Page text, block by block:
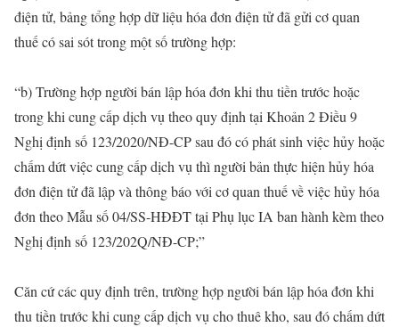
điện tử, bảng tổng hợp dữ liệu hóa đơn điện tử đã gửi cơ quan
thuế có sai sót trong một số trường hợp:
“b) Trường hợp người bán lập hóa đơn khi thu tiền trước hoặc
trong khi cung cấp dịch vụ theo quy định tại Khoản 2 Điều 9
Nghị định số 123/2020/NĐ-CP sau đó có phát sinh việc hủy hoặc
chấm dứt việc cung cấp dịch vụ thì người bản thực hiện hủy hóa
đơn điện tử đã lập và thông báo với cơ quan thuế về việc hủy hóa
đơn theo Mẫu số 04/SS-HĐĐT tại Phụ lục IA ban hành kèm theo
Nghị định số 123/202Q/NĐ-CP;”
Căn cứ các quy định trên, trường hợp người bán lập hóa đơn khi
thu tiền trước khi cung cấp dịch vụ cho thuê kho, sau đó chấm dứt